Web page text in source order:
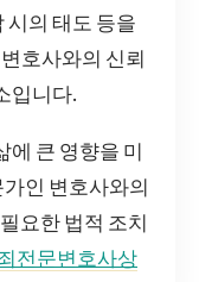
시의 태도 등을
호사와의 신뢰
입니다.
에 큰 영향을 미
인 변호사와의
요한 법적 조치
전문변호사상